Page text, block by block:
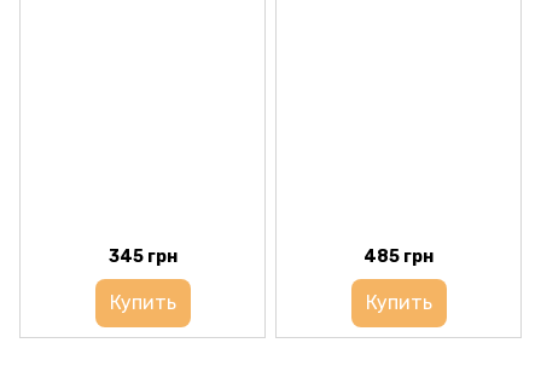
345 грн
Купить
485 грн
Купить